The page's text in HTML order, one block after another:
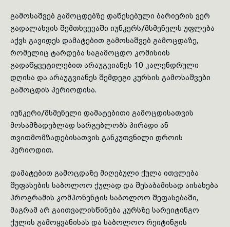
გამოსაშვებ გამოცდებზე დაწესებული ბარიერის ვერ
გადალახვის შემთხვევაში იუნკერს/მსმენელს უფლება
აქვს გავი­დეს დამატებით გამოსაშვებ გამოცდაზე,
რომელიც ტარდება საგამოცდო კომისიის
გადაწყვეტილებით არაუგვიანეს 10 კალენდრული
დღისა და არაუგვიანეს შემდეგი კურსის გამოსაშვები
გამოცდის პერიოდისა.
იუნკერი/მსმენელი დამატებითი გამოცდისათვის
მოსამზადებლად სარგებ­ლობს პირადი ან
თვითმომზადებისათვის განკუთვნილი დროის
პერიოდით.
დამატებით გამოცდაზე მიღებული ქულა ითვლება
შეფასების საბოლოო ქულად და შესაბამისად აისახება
პროგრამის კომპონენტის საბოლოო შეფასებაში,
მაგრამ არ გაითვალისწინება კურსზე სარეიტინგო
ქულის გამოყვანისას და საბოლოო რეიტინგის